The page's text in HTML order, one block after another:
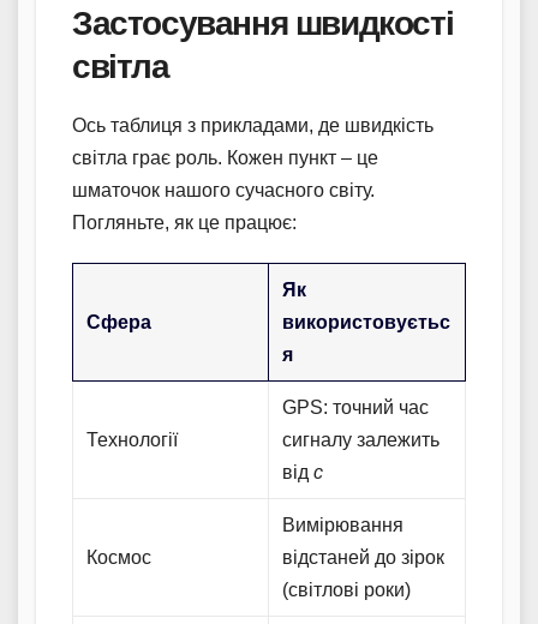
Застосування швидкості
світла
Ось таблиця з прикладами, де швидкість
світла грає роль. Кожен пункт – це
шматочок нашого сучасного світу.
Погляньте, як це працює:
Сфера
Як
використовуєтьс
я
Технології
GPS: точний час
сигналу залежить
відc
Космос
Вимірювання
відстаней до зірок
(світлові роки)